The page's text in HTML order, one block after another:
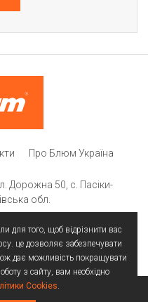
Про Блюм Україна
Дорожна 50, c. Пасіки-
обл.
для того, щоб відрізнити вас
це дозволяє забезпечувати
дає можливість покращувати
з сайту, вам необхідно
Cookies.